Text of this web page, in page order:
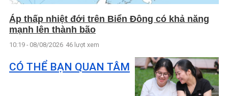
Áp thấp nhiệt đới trên Biển Đông có khả năng
mạnh lên thành bão
10:19 - 08/08/2026 46 lượt xem
CÓ THỂ BẠN QUAN TÂM